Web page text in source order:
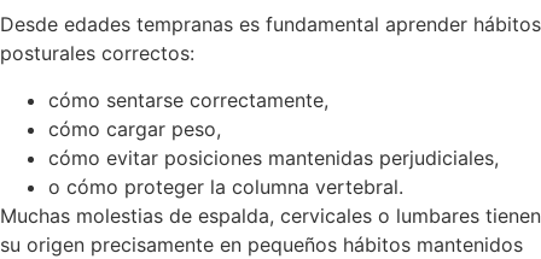
Desde edades tempranas es fundamental aprender hábitos
posturales correctos:
cómo sentarse correctamente,
cómo cargar peso,
cómo evitar posiciones mantenidas perjudiciales,
o cómo proteger la columna vertebral.
Muchas molestias de espalda, cervicales o lumbares tienen
su origen precisamente en pequeños hábitos mantenidos